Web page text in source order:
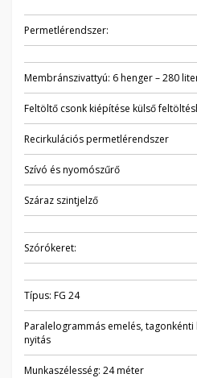
Permetlérendszer:
Membránszivattyú: 6 henger – 280
Feltöltő csonk kiépítése külső
Recirkulációs permetlérendszer
Szívó és nyomószűrő
Száraz szintjelző
Szórókeret:
Típus: FG 24
Paralelogrammás emelés,
nyitás
Munkaszélesség: 24 méter